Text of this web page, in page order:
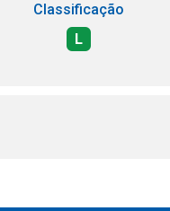
Classificação
L